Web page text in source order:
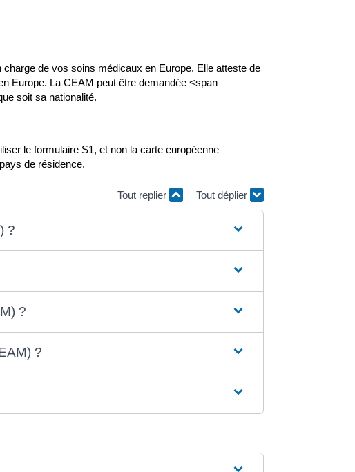
de vos soins médicaux en Europe. Elle atteste de
Europe. La CEAM peut être demandée <span
soit sa nationalité.
le formulaire S1, et non la carte européenne
de résidence.
Tout replier Tout déplier
?
?
?